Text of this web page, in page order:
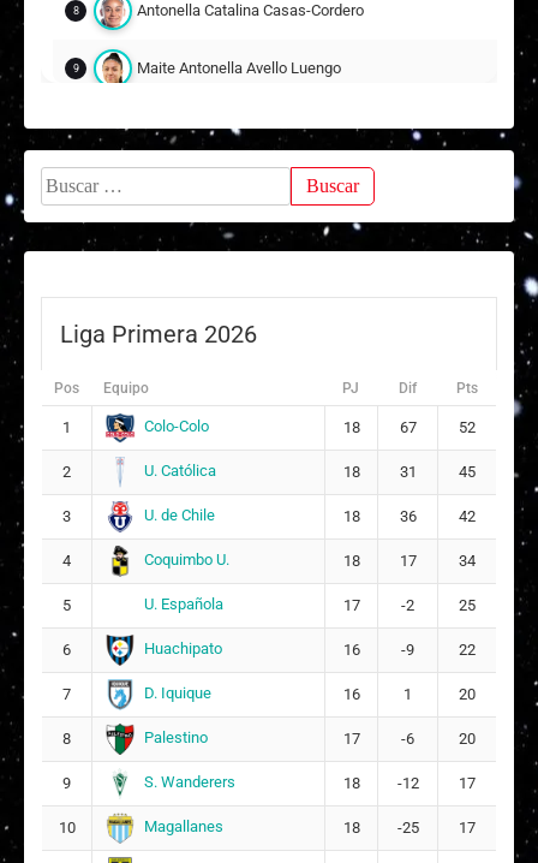
8 Antonella Catalina Casas-Cordero Barrera
9 Maite Antonella Avello Luengo
10
Victoria Passcal Maldonado Gallardo
Francisca Ignacia Vargas Contreras
Suplentes
P Paz Belén Godoy Urzúa
S Sofía Constanza Muñoz Carvajal
7
16 S Saray Arantxa Carreño Leiva 4
A Antonela Isidora Espinosa Rojas
Buscar:
Liga Primera 2026
Pos Equipo PJ Dif Pts
1 Colo-Colo 18 67 52
2 U. Católica 18 31 45
3 U. de Chile 18 36 42
4 Coquimbo U. 18 17 34
5 U. Española 17 -2 25
6 Huachipato 16 -9 22
7 D. Iquique 16 1 20
8 Palestino 17 -6 20
9 S. Wanderers 18 -12 17
10 Magallanes 18 -25 17